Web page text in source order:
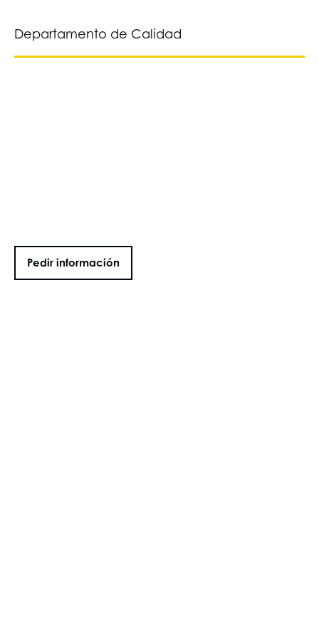
Departamento de Calidad
Pedir información